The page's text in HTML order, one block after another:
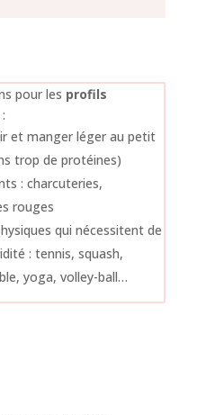
pour les profils
:
et manger léger au petit
trop de protéines)
: charcuteries,
rouges
qui nécessitent de
: tennis, squash,
yoga, volley-ball…